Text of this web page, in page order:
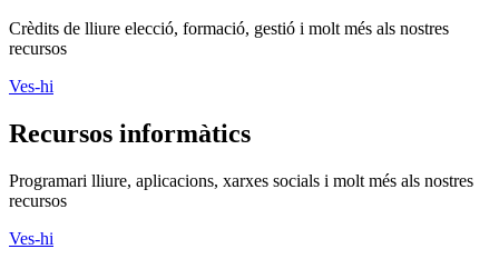
Crèdits de lliure elecció, formació, gestió i molt més als nostres
recursos
Ves-hi
Recursos informàtics
Programari lliure, aplicacions, xarxes socials i molt més als nostres
recursos
Ves-hi